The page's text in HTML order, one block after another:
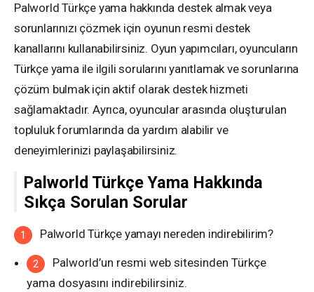
Palworld Türkçe yama hakkında destek almak veya
sorunlarınızı çözmek için oyunun resmi destek
kanallarını kullanabilirsiniz. Oyun yapımcıları, oyuncuların
Türkçe yama ile ilgili sorularını yanıtlamak ve sorunlarına
çözüm bulmak için aktif olarak destek hizmeti
sağlamaktadır. Ayrıca, oyuncular arasında oluşturulan
topluluk forumlarında da yardım alabilir ve
deneyimlerinizi paylaşabilirsiniz.
Palworld Türkçe Yama Hakkında
Sıkça Sorulan Sorular
Palworld Türkçe yamayı nereden indirebilirim?
Palworld’un resmi web sitesinden Türkçe
yama dosyasını indirebilirsiniz.